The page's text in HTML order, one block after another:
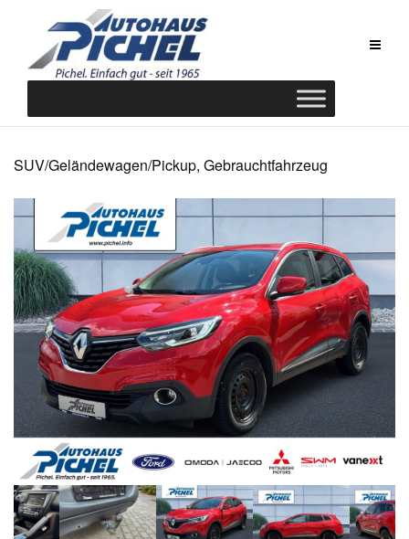
springen
SUV/Geländewagen/Pickup, Gebrauchtfahrzeug